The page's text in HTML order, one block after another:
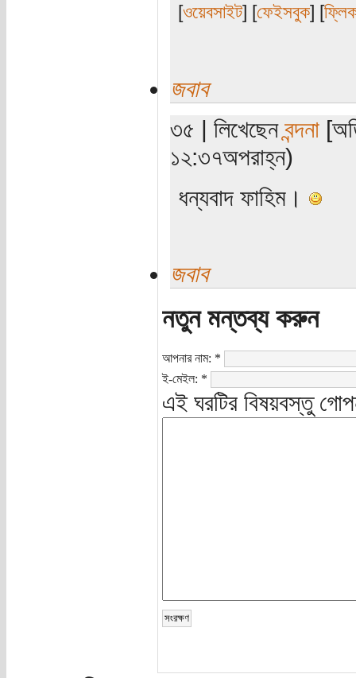
[ওয়েবসাইট] [ফেইসবুক] [
জবাব
৩৫ | লিখেছেনবন্দনা
১২:৩৭অপরাহ্ন)
ধন্যবাদ ফাহিম।
জবাব
নতুন মন্তব্য করুন
আপনার নাম: *
ই-মেইল: *
এই ঘরটির বিষয়বস্তু